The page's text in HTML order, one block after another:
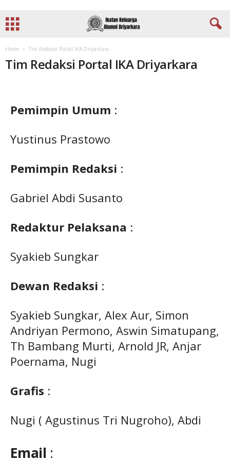
Home Tim Redaksi Portal IKA Driyarkara
Tim Redaksi Portal IKA Driyarkara
Pemimpin Umum :
Yustinus Prastowo
Pemimpin Redaksi :
Gabriel Abdi Susanto
Redaktur Pelaksana :
Syakieb Sungkar
Dewan Redaksi :
Syakieb Sungkar, Alex Aur, Simon
Andriyan Permono, Aswin Simatupang,
Th Bambang Murti, Arnold JR, Anjar
Poernama, Nugi
Grafis :
Nugi ( Agustinus Tri Nugroho), Abdi
Email :